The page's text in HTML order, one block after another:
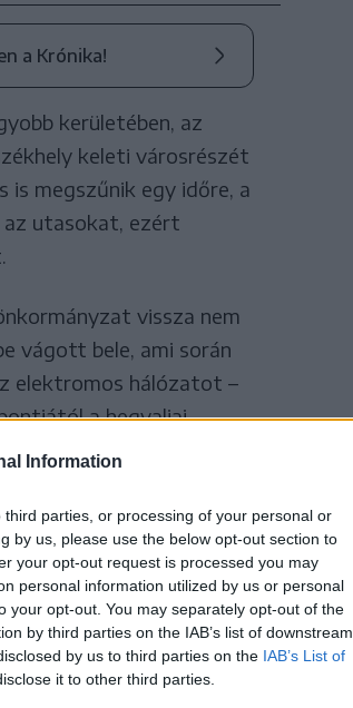
Information
parties, or processing of your personal or
by us, please use the below opt-out section to
your opt-out request is processed you may
personal information utilized by us or personal
your opt-out. You may separately opt-out of the
by third parties on the IAB’s list of downstream
by us to third parties on the IAB’s List of
it to other third parties.
a Krónika!
kerületében, az
keleti városrészét
is megszűnik egy időre, a
utasokat, ezért
vissza nem
vágott bele, ami során
elektromos hálózatot –
a hegyaljai
el, és
új sofőröket.